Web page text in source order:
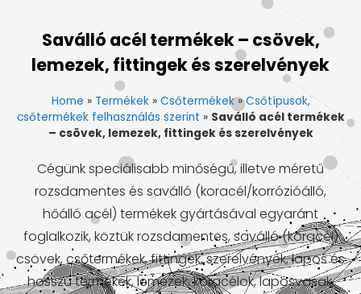
Saválló acél termékek – csövek,
lemezek, fittingek és szerelvények
Home » Termékek» Csőtermékek»Csőtípusok,
csőtermékek felhasználás szerint » Saválló acél termékek
– csövek, lemezek, fittingek és szerelvények
Cégünk speciálisabb minőségű, illetve méretű
rozsdamentes és saválló (koracél/korrózióálló,
hőálló acél) termékek gyártásával egyaránt
foglalkozik, köztük rozsdamentes, saválló (koracél)
csövek, csőtermékek, fittingek, szerelvények, lapos és
hosszú termékek, lemezek, köracélok, laposvasak,